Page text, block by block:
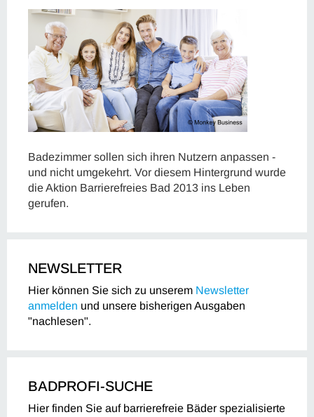
Badezimmer sollen sich ihren Nutzern anpassen -
und nicht umgekehrt. Vor diesem Hintergrund wurde
die Aktion Barrierefreies Bad 2013 ins Leben
gerufen.
NEWSLETTER
Hier können Sie sich zu unserem Newsletter
anmelden und unsere bisherigen Ausgaben
"nachlesen".
BADPROFI-SUCHE
Hier finden Sie auf barrierefreie Bäder spezialisierte